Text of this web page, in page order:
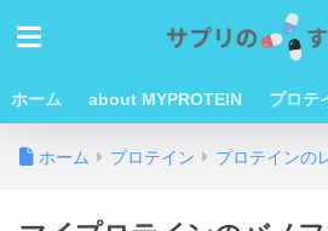
ホーム about MYPROTEIN プロテ
ホーム プロテイン プロテインの